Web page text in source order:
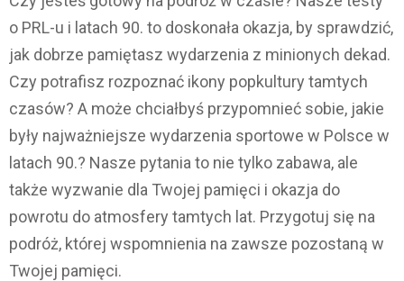
o PRL-u i latach 90. to doskonała okazja, by sprawdzić,
jak dobrze pamiętasz wydarzenia z minionych dekad.
Czy potrafisz rozpoznać ikony popkultury tamtych
czasów? A może chciałbyś przypomnieć sobie, jakie
były najważniejsze wydarzenia sportowe w Polsce w
latach 90.? Nasze pytania to nie tylko zabawa, ale
także wyzwanie dla Twojej pamięci i okazja do
powrotu do atmosfery tamtych lat. Przygotuj się na
podróż, której wspomnienia na zawsze pozostaną w
Twojej pamięci.